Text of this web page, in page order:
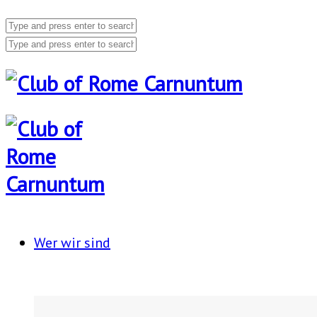
Wer wir sind